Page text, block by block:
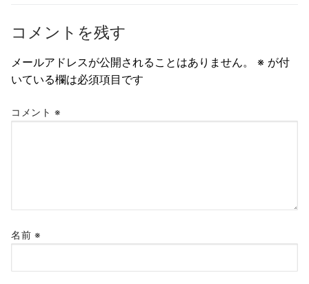
ー
シ
ョ
コメントを残す
メールアドレスが公開されることはありません。 ※ が付
いている欄は必須項目です
コメント ※
名前 ※